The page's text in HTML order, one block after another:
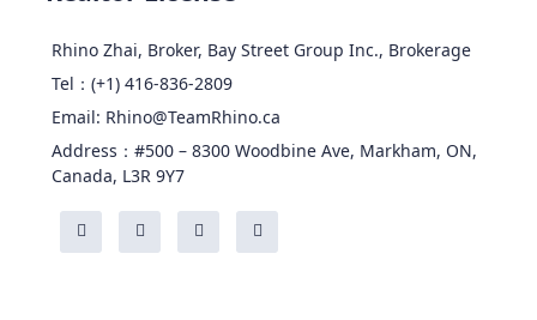
Rhino Zhai, Broker, Bay Street Group Inc., Brokerage
Tel：(+1) 416-836-2809
Email: Rhino@TeamRhino.ca
Address：#500 – 8300 Woodbine Ave, Markham, ON,
Canada, L3R 9Y7